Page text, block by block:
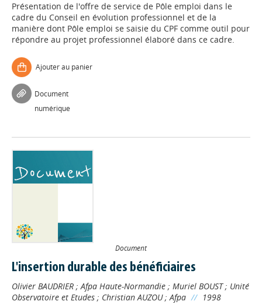
Présentation de l'offre de service de Pôle emploi dans le
cadre du Conseil en évolution professionnel et de la
manière dont Pôle emploi se saisie du CPF comme outil pour
répondre au projet professionnel élaboré dans ce cadre.
Ajouter au panier
Document
numérique
Document
L'insertion durable des bénéficiaires
Olivier BAUDRIER ;Afpa Haute-Normandie ; Muriel BOUST; Unité
Observatoire et Etudes ; Christian AUZOU;Afpa // 1998